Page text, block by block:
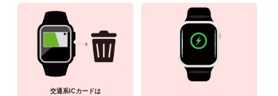
交通系ICカードは